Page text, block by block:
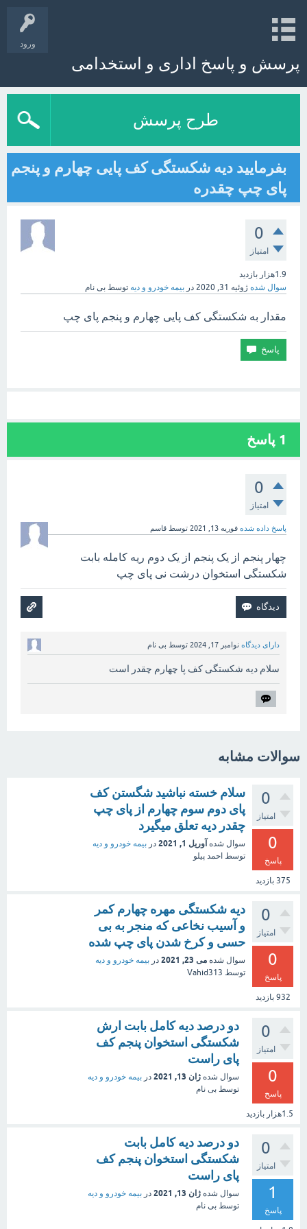
ورود
پرسش و پاسخ اداری و استخدامی
طرح پرسش
بفرمایید دیه شکستگی کف پایی چهارم و پنجم
پای چپ چقدره
0
امتیاز
1.9هزار
بازدید
سوال شده ژوئیه 31, 2020 در بیمه خودرو و دیه توسط بی نام
مقدار به شکستگی کف پایی چهارم و پنجم پای چپ
1 پاسخ
0
امتیاز
پاسخ داده شده فوریه 13, 2021 توسط قاسم
چهار پنجم از یک پنجم از یک دوم ریه کامله بابت
شکستگی استخوان درشت نی پای چپ
دارای دیدگاه نوامبر 17, 2024 توسط بی نام
سلام دیه شکستگی کف پا چهارم چقدر است
سوالات مشابه
0
امتیاز
0
پاسخ
375 بازدید
سلام خسته نباشید شگستن کف
پای دوم سوم چهارم از پای چپ
چقدر دیه تعلق میگیرد
سوال شده آوریل 1, 2021 در بیمه خودرو و دیه
توسط احمد پیلو
0
امتیاز
0
پاسخ
932 بازدید
دیه شکستگی مهره چهارم کمر
و آسیب نخاعی که منجر به بی
حسی و کرخ شدن پای چپ شده
سوال شده می 23, 2021 در بیمه خودرو و دیه
توسط Vahid313
0
امتیاز
0
پاسخ
1.5هزار بازدید
دو درصد دیه کامل بابت ارش
شکستگی استخوان پنجم کف
پای راست
سوال شده ژان 13, 2021 در بیمه خودرو و دیه
توسط بی نام
0
امتیاز
1
پاسخ
دو درصد دیه کامل بابت
شکستگی استخوان پنجم کف
پای راست
سوال شده ژان 13, 2021 در بیمه خودرو و دیه
توسط بی نام